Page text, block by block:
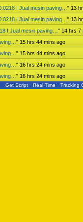
I Jual mesin paving… " 13
I Jual mesin paving… " 13
I Jual mesin paving… " 14 hrs 7
" 15 hrs 44 mins ago
" 15 hrs 44 mins ago
" 16 hrs 24 mins ago
" 16 hrs 24 mins ago
Get Script Real Time Tracking